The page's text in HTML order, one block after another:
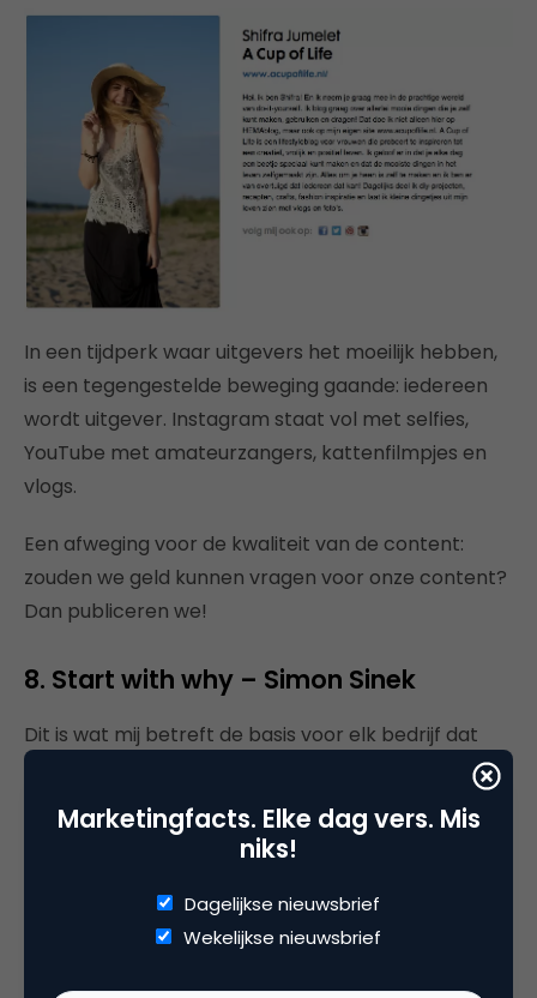
In een tijdperk waar uitgevers het moeilijk hebben,
is een tegengestelde beweging gaande: iedereen
wordt uitgever. Instagram staat vol met selfies,
YouTube met amateurzangers, kattenfilmpjes en
vlogs.
Een afweging voor de kwaliteit van de content:
zouden we geld kunnen vragen voor onze content?
Dan publiceren we!
8. Start with why – Simon Sinek
Dit is wat mij betreft de basis voor elk bedrijf dat
why‘?
Waarom ben je
in business
? Bij de oprichter van
bedrijven is deze why vaak nog wel bekend. Maar
bedrijven de why steeds verder uit het oog. Bekijk
deze video en je vergeet degolden circle
Marketingfacts. Elke dag vers. Mis
niks!
Dagelijkse nieuwsbrief
Wekelijkse nieuwsbrief